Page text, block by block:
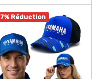
7% Réduction